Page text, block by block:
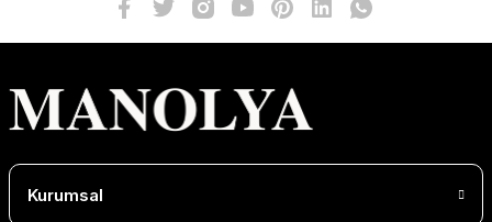
Kurumsal